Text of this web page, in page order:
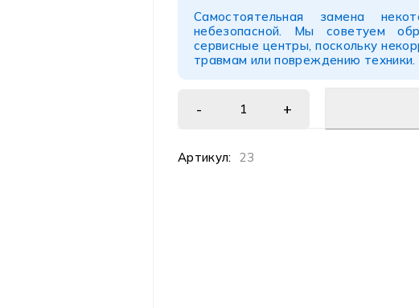
Самостоятельная замена
небезопасной. Мы советуем
сервисные центры, поскольку
травмам или повреждению техники.
Артикул: 23